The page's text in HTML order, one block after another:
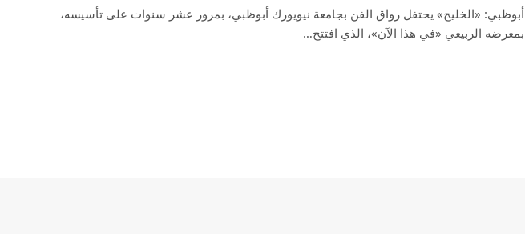
أبوظبي: «الخليج» يحتفل رواق الفن بجامعة نيويورك أبوظبي، بمرور عشر سنوات على تأسيسه،
بمعرضه الربيعي «في هذا الآن»، الذي افتتح…